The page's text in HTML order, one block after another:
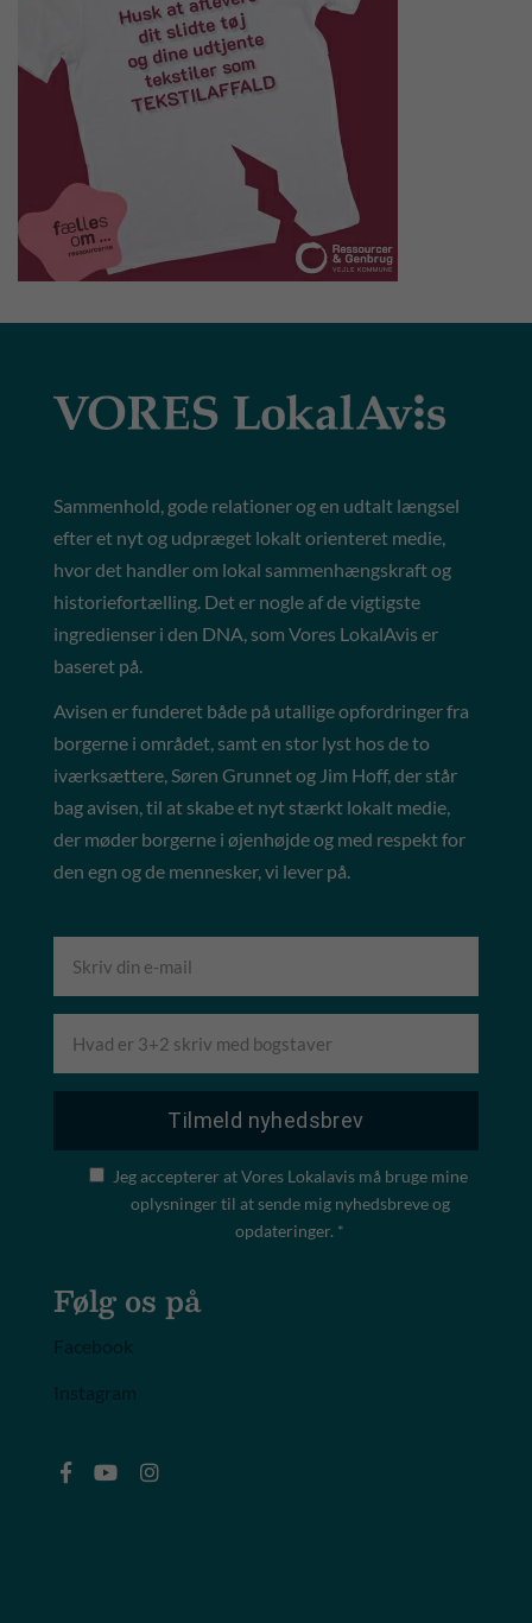
Sammenhold, gode relationer og en udtalt længsel
efter et nyt og udpræget lokalt orienteret medie,
hvor det handler om lokal sammenhængskraft og
historiefortælling. Det er nogle af de vigtigste
ingredienser i den DNA, som Vores LokalAvis er
baseret på.
Avisen er funderet både på utallige opfordringer fra
borgerne i området, samt en stor lyst hos de to
iværksættere, Søren Grunnet og Jim Hoff, der står
bag avisen, til at skabe et nyt stærkt lokalt medie,
der møder borgerne i øjenhøjde og med respekt for
den egn og de mennesker, vi lever på.
Jeg accepterer at Vores Lokalavis må bruge mine
oplysninger til at sende mig nyhedsbreve og
opdateringer. *
Følg os på